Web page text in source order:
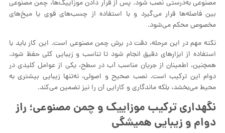
مصنوعی به‌درستی نصب شود. پس از قرار دادن موزاییک‌ها، چمن مصنوعی
بین فاصله‌ها قرار می‌گیرد و با استفاده از چسب‌های قوی یا میخ‌های
مخصوص محکم می‌شود.
نکته مهم در این مرحله، دقت در برش چمن مصنوعی است. این کار باید با
استفاده از ابزارهای دقیق انجام شود تا تناسب و زیبایی کلی حفظ شود.
همچنین، اطمینان از جریان مناسب آب در سطح، یکی از عوامل کلیدی در
دوام این ترکیب است. نصب صحیح و اصولی، نه‌تنها زیبایی بیشتری به
محیط می‌بخشد، بلکه ماندگاری و کارایی آن را نیز تضمین می‌کند.
نگهداری ترکیب موزاییک و چمن مصنوعی؛ راز
دوام و زیبایی همیشگی